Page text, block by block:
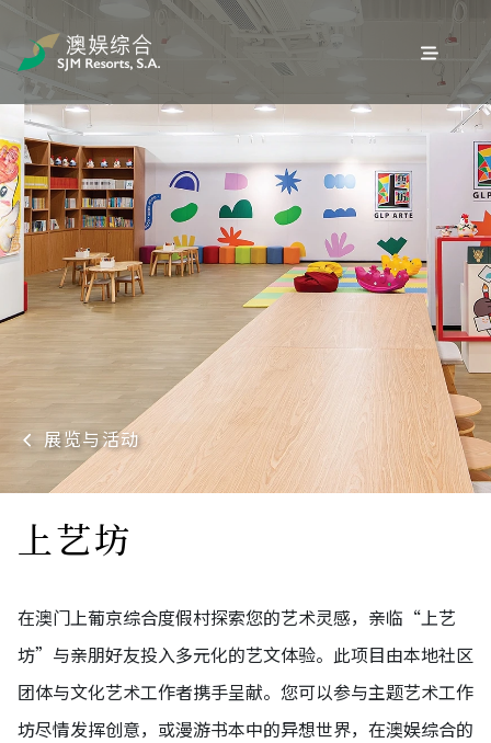
展览与活动
上艺坊
在澳门上葡京综合度假村探索您的艺术灵感，亲临“上艺
坊”与亲朋好友投入多元化的艺文体验。此项目由本地社区
团体与文化艺术工作者携手呈献。您可以参与主题艺术工作
坊尽情发挥创意，或漫游书本中的异想世界，在澳娱综合的